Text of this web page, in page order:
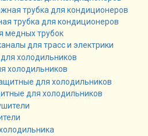
трубка для кондиционеров
медных трубок
для трасс и электрики
холодильников
для холодильников